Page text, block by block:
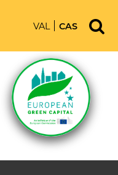
VAL CAS